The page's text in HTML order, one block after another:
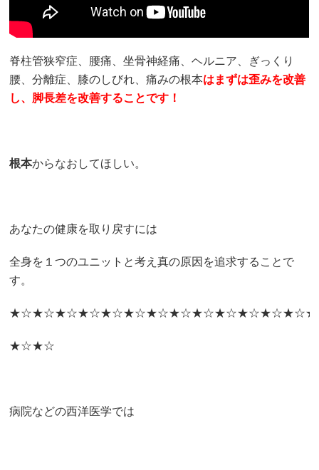
脊柱管狭窄症、腰痛、坐骨神経痛、ヘルニア、ぎっくり
腰、分離症、膝のしびれ、痛みの根本はまずは歪みを改善
し、脚長差を改善することです！
根本からなおしてほしい。
あなたの健康を取り戻すには
全身を１つのユニットと考え真の原因を追求することで
す。
★☆★☆
病院などの西洋医学では